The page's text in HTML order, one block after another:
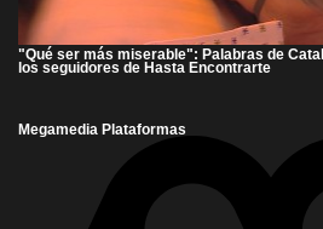
"Qué ser más miserable": Palabras de
los seguidores de Hasta Encontrarte
Megamedia Plataformas